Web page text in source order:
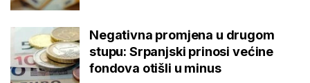
Negativna promjena u drugom
stupu: Srpanjski prinosi većine
fondova otišli u minus